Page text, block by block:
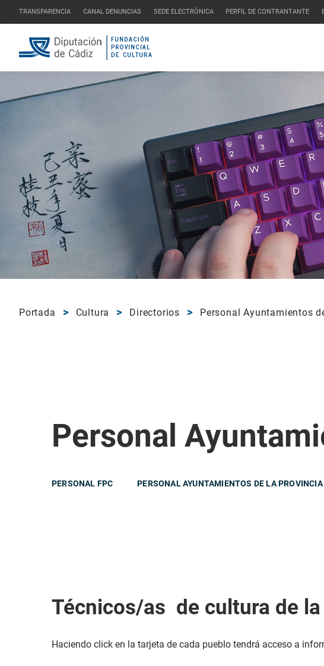
TRANSPARENCIA CANAL DENUNCIAS SEDE ELECTRÓNICA PERFIL DE CONTRANTANTE
Portada Cultura Directorios Personal Ayuntamientos
Personal
PERSONAL FPC PERSONAL AYUNTAMIENTOS DE LA PROVINCIA
Técnicos/as de cultura de
Haciendo click en la tarjeta de cada pueblo tendrá acceso a